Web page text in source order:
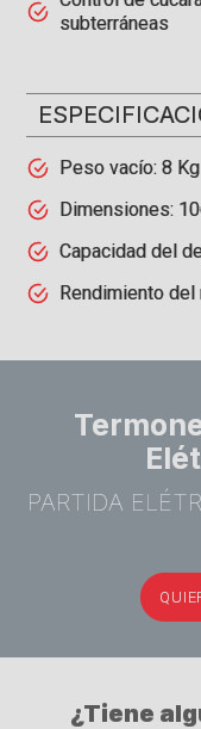
subterráneas
Peso vacío: 8 Kg
Dimensiones:
Capacidad del
Rendimiento del
PARTIDA
¿Tiene